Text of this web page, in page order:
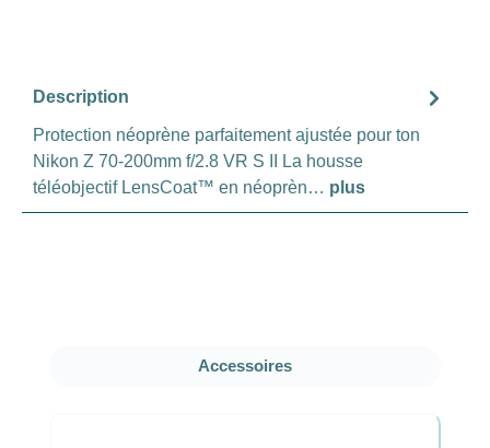
Description
Protection néoprène parfaitement ajustée pour ton
Nikon Z 70-200mm f/2.8 VR S II La housse
téléobjectif LensCoat™ en néoprèn… plus
Ignorer la galerie de produits
Accessoires